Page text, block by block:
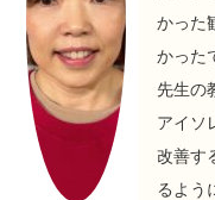
かった
かった
先生の
アイソ
改善す
るよう